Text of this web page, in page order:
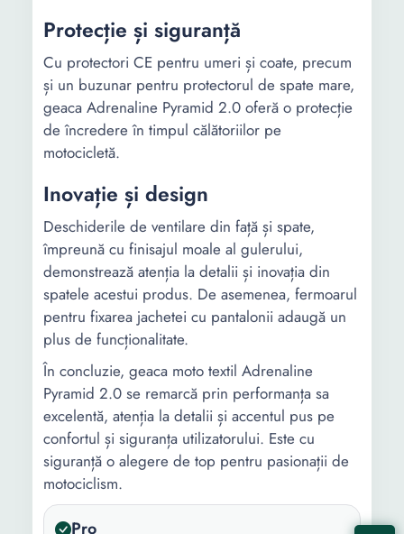
Protecție și siguranță
Cu protectori CE pentru umeri și coate, precum
și un buzunar pentru protectorul de spate mare,
geaca Adrenaline Pyramid 2.0 oferă o protecție
de încredere în timpul călătoriilor pe
motocicletă.
Inovație și design
Deschiderile de ventilare din față și spate,
împreună cu finisajul moale al gulerului,
demonstrează atenția la detalii și inovația din
spatele acestui produs. De asemenea, fermoarul
pentru fixarea jachetei cu pantalonii adaugă un
plus de funcționalitate.
În concluzie, geaca moto textil Adrenaline
Pyramid 2.0 se remarcă prin performanța sa
excelentă, atenția la detalii și accentul pus pe
confortul și siguranța utilizatorului. Este cu
siguranță o alegere de top pentru pasionații de
motociclism.
Pro